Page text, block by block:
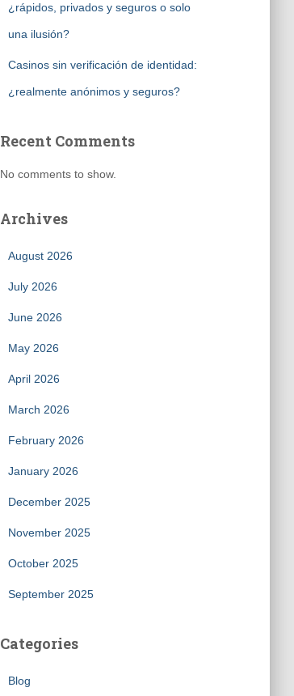
¿rápidos, privados y seguros o solo
una ilusión?
Casinos sin verificación de identidad:
¿realmente anónimos y seguros?
Recent Comments
No comments to show.
Archives
August 2026
July 2026
June 2026
May 2026
April 2026
March 2026
February 2026
January 2026
December 2025
November 2025
October 2025
September 2025
Categories
Blog